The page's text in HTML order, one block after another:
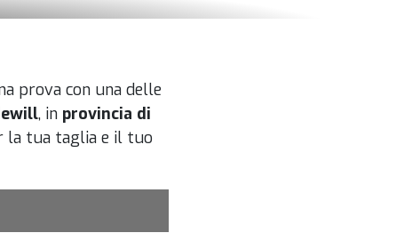
prova con una delle
, in provincia di
la tua taglia e il tuo